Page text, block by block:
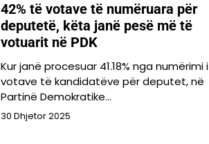
42% të votave të numëruara për
deputetë, këta janë pesë më të
votuarit në PDK
Kur janë procesuar 41.18% nga numërimi i
votave të kandidatëve për deputet, në
Partinë Demokratike…
30 Dhjetor 2025